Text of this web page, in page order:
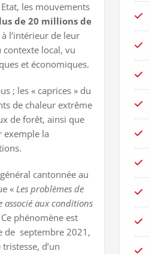
les mouvements
de 20 millions de
l’intérieur de leur
local, vu
et économiques.
; les « caprices » du
de chaleur extrême
de forêt, ainsi que
exemple la
cantonnée au
« Les problèmes de
aux conditions
Ce phénomène est
de septembre 2021,
d’un